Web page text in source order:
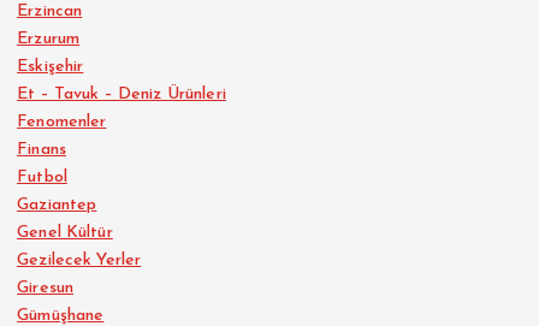
Erzincan
Erzurum
Eskişehir
Et – Tavuk – Deniz Ürünleri
Fenomenler
Finans
Futbol
Gaziantep
Genel Kültür
Gezilecek Yerler
Giresun
Gümüşhane